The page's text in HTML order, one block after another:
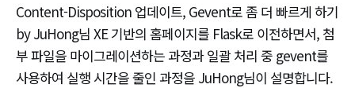
Content-Disposition 업데이트, Gevent로 좀 더 빠르게 하기
by JuHong님 XE 기반의 홈페이지를 Flask로 이전하면서, 첨
부 파일을 마이그레이션하는 과정과 일괄 처리 중 gevent를
사용하여 실행 시간을 줄인 과정을 JuHong님이 설명합니다.